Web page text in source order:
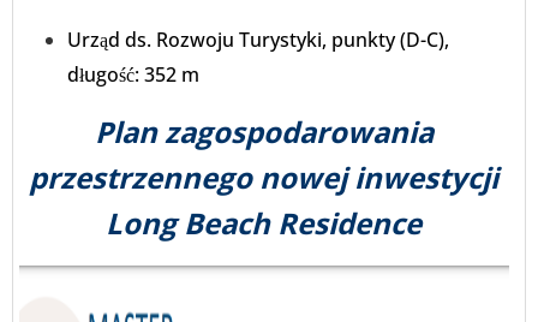
Urząd ds. Rozwoju Turystyki, punkty (D-C),
długość: 352 m
Plan zagospodarowania
przestrzennego nowej inwestycji
Long Beach Residence